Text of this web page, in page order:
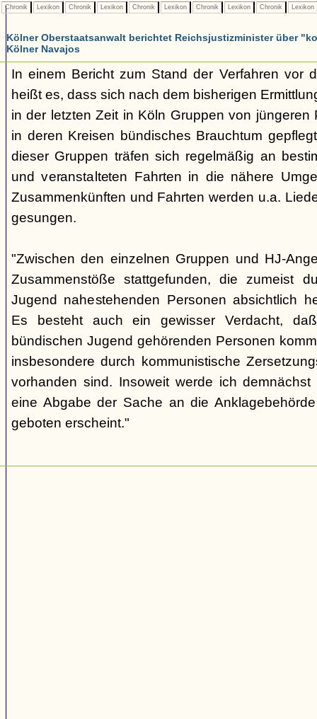
Chronik Lexikon Chronik Lexikon Chronik Lexikon Chronik Lexikon Chronik Lexikon
Kölner Oberstaatsanwalt berichtet Reichsjustizminister über
Kölner Navajos
In einem Bericht zum Stand der Verfahren vor
heißt es, dass sich nach dem bisherigen
in der letzten Zeit in Köln Gruppen von jüngeren
in deren Kreisen bündisches Brauchtum
dieser Gruppen träfen sich regelmäßig an
und veranstalteten Fahrten in die nähere
Zusammenkünften und Fahrten werden u.a.
gesungen.
"Zwischen den einzelnen Gruppen und HJ-
Zusammenstöße stattgefunden, die zumeist
Jugend nahestehenden Personen absichtlich
Es besteht auch ein gewisser Verdacht,
bündischen Jugend gehörenden Personen
insbesondere durch kommunistische
vorhanden sind. Insoweit werde ich
eine Abgabe der Sache an die
geboten erscheint."